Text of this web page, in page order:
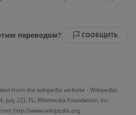
переводом? СООБЩИТЬ
from the wikipedia website - Wikipedia:
July 22). FL: Wikimedia Foundation, Inc.
http://www.wikipedia.org